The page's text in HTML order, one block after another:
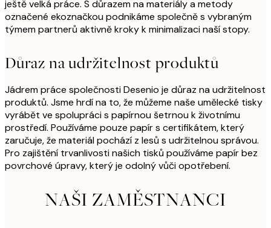
ještě velká práce. S důrazem na materiály a metody
označené ekoznačkou podnikáme společně s vybraným
týmem partnerů aktivně kroky k minimalizaci naší stopy.
Důraz na udržitelnost produktů
Jádrem práce společnosti Desenio je důraz na udržitelnost
produktů. Jsme hrdí na to, že můžeme naše umělecké tisky
vyrábět ve spolupráci s papírnou šetrnou k životnímu
prostředí. Používáme pouze papír s certifikátem, který
zaručuje, že materiál pochází z lesů s udržitelnou správou.
Pro zajištění trvanlivosti našich tisků používáme papír bez
povrchové úpravy, který je odolný vůči opotřebení.
NAŠI ZAMĚSTNANCI